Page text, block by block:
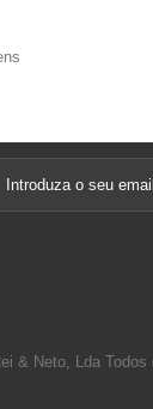
& Neto, Lda